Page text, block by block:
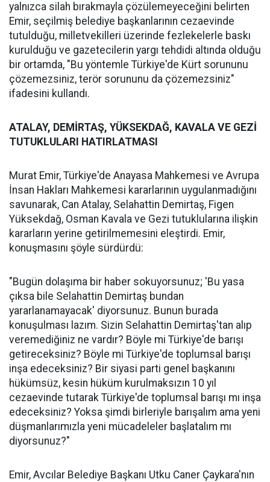
yalnızca silah bırakmayla çözülemeyeceğini belirten
Emir, seçilmiş belediye başkanlarının cezaevinde
tutulduğu, milletvekilleri üzerinde fezlekelerle baskı
kurulduğu ve gazetecilerin yargı tehdidi altında olduğu
bir ortamda, "Bu yöntemle Türkiye'de Kürt sorununu
çözemezsiniz, terör sorununu da çözemezsiniz"
ifadesini kullandı.
ATALAY, DEMİRTAŞ, YÜKSEKDAĞ, KAVALA VE GEZİ
TUTUKLULARI HATIRLATMASI
Murat Emir, Türkiye'de Anayasa Mahkemesi ve Avrupa
İnsan Hakları Mahkemesi kararlarının uygulanmadığını
savunarak, Can Atalay, Selahattin Demirtaş, Figen
Yüksekdağ, Osman Kavala ve Gezi tutuklularına ilişkin
kararların yerine getirilmemesini eleştirdi. Emir,
konuşmasını şöyle sürdürdü:
"Bugün dolaşıma bir haber sokuyorsunuz; 'Bu yasa
çıksa bile Selahattin Demirtaş bundan
yararlanamayacak' diyorsunuz. Bunun burada
konuşulması lazım. Sizin Selahattin Demirtaş'tan alıp
veremediğiniz ne vardır? Böyle mi Türkiye'de barışı
getireceksiniz? Böyle mi Türkiye'de toplumsal barışı
inşa edeceksiniz? Bir siyasi parti genel başkanını
hükümsüz, kesin hüküm kurulmaksızın 10 yıl
cezaevinde tutarak Türkiye'de toplumsal barışı mı inşa
edeceksiniz? Yoksa şimdi birleriyle barışalım ama yeni
düşmanlarımızla yeni mücadeleler başlatalım mı
diyorsunuz?"
Emir, Avcılar Belediye Başkanı Utku Caner Çaykara'nın